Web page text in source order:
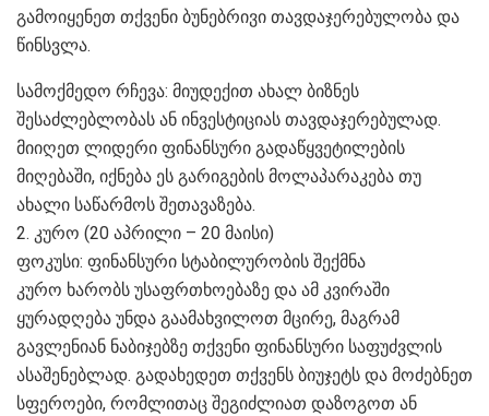
გამოიყენეთ თქვენი ბუნებრივი თავდაჯერებულობა და
წინსვლა.
სამოქმედო რჩევა: მიუდექით ახალ ბიზნეს
შესაძლებლობას ან ინვესტიციას თავდაჯერებულად.
მიიღეთ ლიდერი ფინანსური გადაწყვეტილების
მიღებაში, იქნება ეს გარიგების მოლაპარაკება თუ
ახალი საწარმოს შეთავაზება.
2. კურო (20 აპრილი – 20 მაისი)
ფოკუსი: ფინანსური სტაბილურობის შექმნა
კურო ხარობს უსაფრთხოებაზე და ამ კვირაში
ყურადღება უნდა გაამახვილოთ მცირე, მაგრამ
გავლენიან ნაბიჯებზე თქვენი ფინანსური საფუძვლის
ასაშენებლად. გადახედეთ თქვენს ბიუჯეტს და მოძებნეთ
სფეროები, რომლითაც შეგიძლიათ დაზოგოთ ან